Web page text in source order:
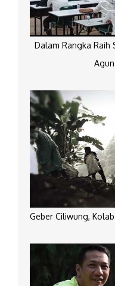
Dalam Rangka Raih
Geber Ciliwung,